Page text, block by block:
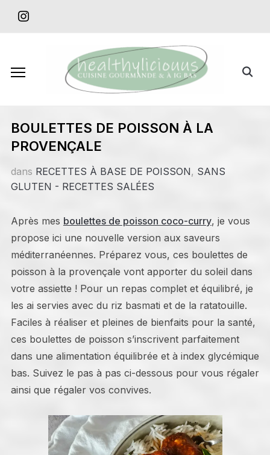
instagram
Search
BOULETTES DE POISSON À LA
PROVENÇALE
dans RECETTES À BASE DE POISSON, SANS
GLUTEN - RECETTES SALÉES
Après mes boulettes de poisson coco-curry, je vous
propose ici une nouvelle version aux saveurs
méditerranéennes. Préparez vous, ces boulettes de
poisson à la provençale vont apporter du soleil dans
votre assiette ! Pour un repas complet et équilibré, je
les ai servies avec du riz basmati et de la ratatouille.
Faciles à réaliser et pleines de bienfaits pour la santé,
ces boulettes de poisson s’inscrivent parfaitement
dans une alimentation équilibrée et à index glycémique
bas. Suivez le pas à pas ci-dessous pour vous régaler
ainsi que régaler vos convives.